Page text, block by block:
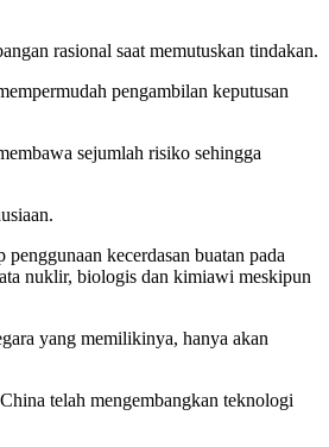
rasional saat memutuskan tindakan.
pengambilan keputusan
sejumlah risiko sehingga
kecerdasan buatan pada
nuklir, biologis dan kimiawi meskipun
yang memilikinya, hanya akan
telah mengembangkan teknologi